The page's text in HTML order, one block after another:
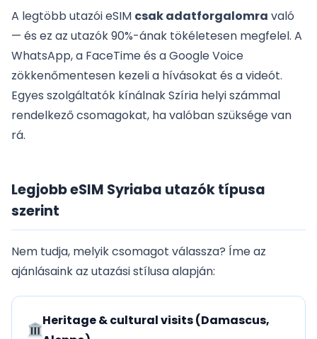
A legtöbb utazói eSIM csak adatforgalomra való
— és ez az utazók 90%-ának tökéletesen megfelel. A
WhatsApp, a FaceTime és a Google Voice
zökkenőmentesen kezeli a hívásokat és a videót.
Egyes szolgáltatók kínálnak Szíria helyi számmal
rendelkező csomagokat, ha valóban szüksége van
rá.
Legjobb eSIM Syriaba utazók típusa
szerint
Nem tudja, melyik csomagot válassza? Íme az
ajánlásaink az utazási stílusa alapján:
Heritage & cultural visits (Damascus,